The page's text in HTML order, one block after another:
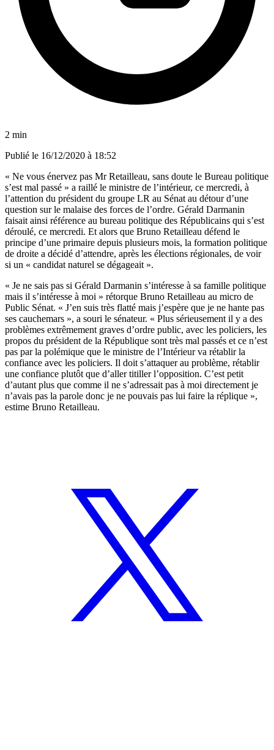
2 min
Publié le 16/12/2020 à 18:52
« Ne vous énervez pas Mr Retailleau, sans doute le Bureau politique
s’est mal passé » a raillé le ministre de l’intérieur, ce mercredi, à
l’attention du président du groupe LR au Sénat au détour d’une
question sur le malaise des forces de l’ordre. Gérald Darmanin
faisait ainsi référence au bureau politique des Républicains qui s’est
déroulé, ce mercredi. Et alors que Bruno Retailleau défend le
principe d’une primaire depuis plusieurs mois, la formation politique
de droite a décidé d’attendre, après les élections régionales, de voir
si un « candidat naturel se dégageait ».
« Je ne sais pas si Gérald Darmanin s’intéresse à sa famille politique
mais il s’intéresse à moi » rétorque Bruno Retailleau au micro de
Public Sénat. « J’en suis très flatté mais j’espère que je ne hante pas
ses cauchemars », a souri le sénateur. « Plus sérieusement il y a des
problèmes extrêmement graves d’ordre public, avec les policiers, les
propos du président de la République sont très mal passés et ce n’est
pas par la polémique que le ministre de l’Intérieur va rétablir la
confiance avec les policiers. Il doit s’attaquer au problème, rétablir
une confiance plutôt que d’aller titiller l’opposition. C’est petit
d’autant plus que comme il ne s’adressait pas à moi directement je
n’avais pas la parole donc je ne pouvais pas lui faire la réplique »,
estime Bruno Retailleau.